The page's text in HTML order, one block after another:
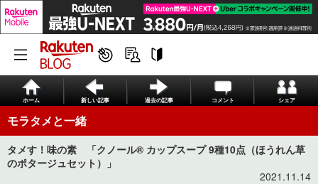
ホーム 新しい記事 過去の記事 コメント シェア
モラタメと一緒
タメす！味の素 「クノール® カップスープ 9種10点（ほうれん草
のポタージュセット）」
2021.11.14